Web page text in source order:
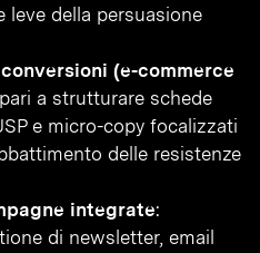
leve della persuasione
(e-commerce
a strutturare schede
e micro-copy focalizzati
delle resistenze
integrate:
di newsletter, email